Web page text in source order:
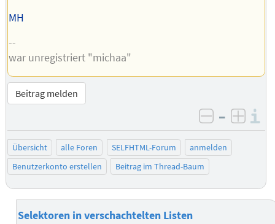
MH
--
war unregistriert "michaa"
Beitrag melden
negativ
–
Übersicht alle Foren SELFHTML-Forum
anmelden
Benutzerkonto erstellen
Beitrag im Thread-Baum
Selektoren in verschachtelten Listen